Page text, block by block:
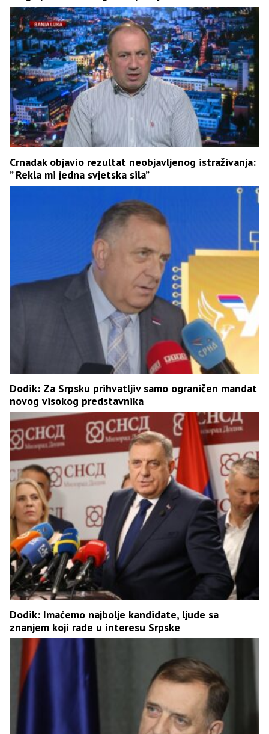
Crnadak objavio rezultat neobjavljenog istraživanja:
” Rekla mi jedna svjetska sila”
Dodik: Za Srpsku prihvatljiv samo ograničen mandat
novog visokog predstavnika
Dodik: Imaćemo najbolje kandidate, ljude sa
znanjem koji rade u interesu Srpske